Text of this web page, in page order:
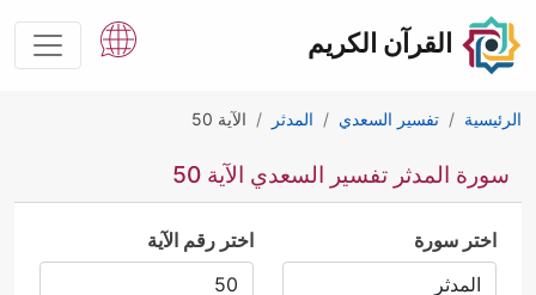
القرآن الكريم
الرئيسية تفسير السعدي المدثر الآية 50
سورة المدثر تفسير السعدي الآية 50
اختر سورة اختر رقم الآية